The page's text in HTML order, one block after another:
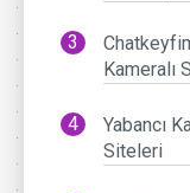
Kameralı
Yabancı
Siteleri